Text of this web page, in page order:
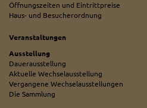
Öffnungszeiten und Eintrittpreise
Haus- und Besucherordnung
Veranstaltungen
Ausstellung
Dauerausstellung
Aktuelle Wechselausstellung
Vergangene Wechselausstellungen
Die Sammlung